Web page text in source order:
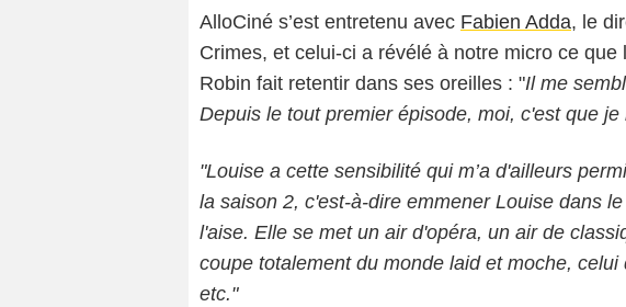
AlloCiné s’est entretenu avec Fabien Adda, le
Crimes, et celui-ci a révélé à notre micro ce que
Robin fait retentir dans ses oreilles : "Il me
Depuis le tout premier épisode, moi, c'est que
"Louise a cette sensibilité qui m’a d'ailleurs
la saison 2, c'est-à-dire emmener Louise dans
l'aise. Elle se met un air d'opéra, un air de
coupe totalement du monde laid et moche,
etc."